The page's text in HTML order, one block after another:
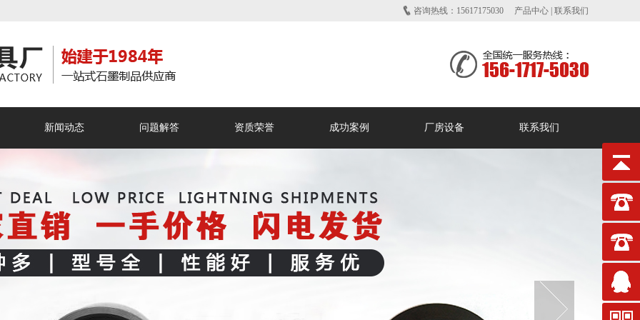
咨询热线：15617175030 产品中心 联系我们
新闻动态 问题解答 资质荣誉 成功案例 厂房设备 联系我们